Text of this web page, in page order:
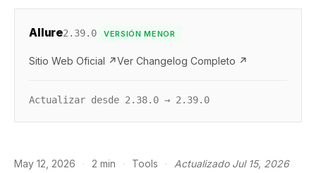
Allure2.39.0 VERSIÓN MENOR
Sitio Web Oficial ↗Ver Changelog Completo ↗
Actualizar desde 2.38.0 → 2.39.0
May 12, 2026 · 2 min · Tools · Actualizado Jul 15, 2026